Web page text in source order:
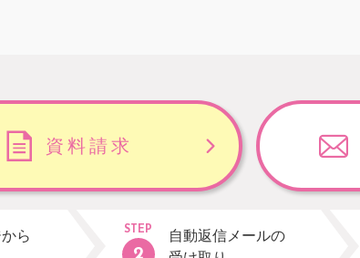
資料請求
ら
STEP
自動返信メールの